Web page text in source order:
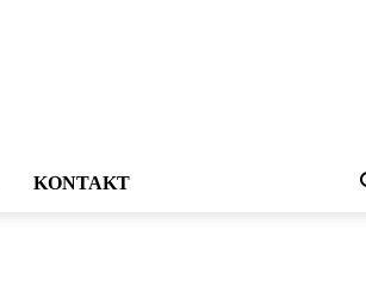
KONTAKT